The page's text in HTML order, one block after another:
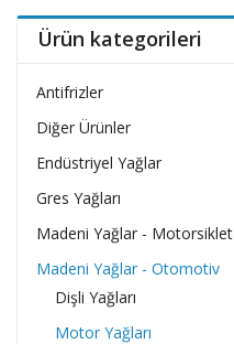
Ürün kategorileri
Antifrizler
Diğer Ürünler
Endüstriyel Yağlar
Gres Yağları
Madeni Yağlar - Motorsiklet
Madeni Yağlar - Otomotiv
Dişli Yağları
Motor Yağları